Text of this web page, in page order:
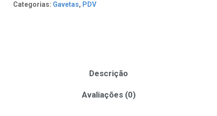
Categorias: Gavetas, PDV
Descrição
Avaliações (0)